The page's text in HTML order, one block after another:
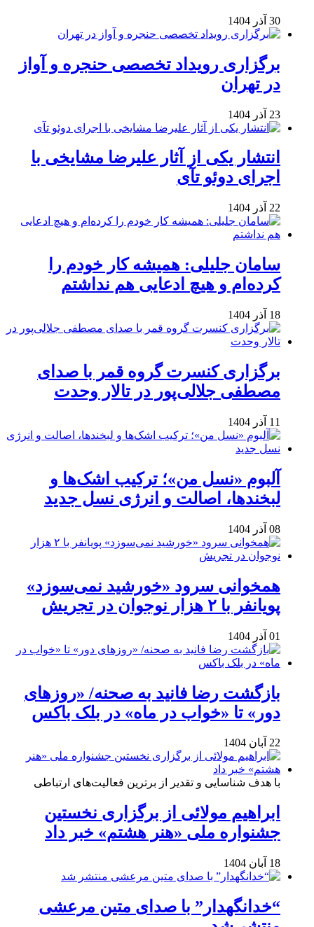
30 آذر 1404
برگزاری رویداد تخصصی حنجره و آواز
در تهران
23 آذر 1404
انتشار یکی از آثار علیرضا مشایخی با
اجرای دوئو تآی
22 آذر 1404
سامان جلیلی: همیشه کار خودم را
کرده‌ام و هیچ ادعایی هم نداشتم
18 آذر 1404
برگزاری کنسرت گروه قمر با صدای
مصطفی جلالی‌پور در تالار وحدت
11 آذر 1404
آلبوم «نسل من»؛ ترکیب اشک‌ها و
لبخندها، اصالت و انرژی نسل جدید
08 آذر 1404
همخوانی سرود «خورشید نمی‌سوزد»
پویانفر با ۲ هزار نوجوان در تجریش
01 آذر 1404
بازگشت رضا فانید به صحنه/ «روزهای
دور» تا «خواب در ماه» در بلک باکس
22 آبان 1404
با هدف شناسایی و تقدیر از برترین فعالیت‌های ارتباطی
ابراهیم مولائی از برگزاری نخستین
جشنواره ملی «هنر هشتم» خبر داد
18 آبان 1404
“خدانگهدار” با صدای متین مرعشی